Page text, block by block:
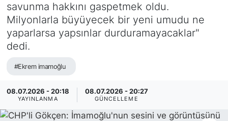
savunma hakkını gaspetmek oldu.
Milyonlarla büyüyecek bir yeni umudu ne
yaparlarsa yapsınlar durduramayacaklar"
dedi.
#Ekrem imamoğlu
08.07.2026 - 20:18
YAYINLANMA
08.07.2026 - 20:27
GÜNCELLEME